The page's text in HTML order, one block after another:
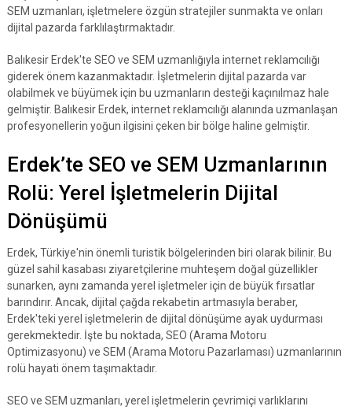
SEM uzmanları, işletmelere özgün stratejiler sunmakta ve onları
dijital pazarda farklılaştırmaktadır.
Balıkesir Erdek'te SEO ve SEM uzmanlığıyla internet reklamcılığı
giderek önem kazanmaktadır. İşletmelerin dijital pazarda var
olabilmek ve büyümek için bu uzmanların desteği kaçınılmaz hale
gelmiştir. Balıkesir Erdek, internet reklamcılığı alanında uzmanlaşan
profesyonellerin yoğun ilgisini çeken bir bölge haline gelmiştir.
Erdek’te SEO ve SEM Uzmanlarının
Rolü: Yerel İşletmelerin Dijital
Dönüşümü
Erdek, Türkiye'nin önemli turistik bölgelerinden biri olarak bilinir. Bu
güzel sahil kasabası ziyaretçilerine muhteşem doğal güzellikler
sunarken, aynı zamanda yerel işletmeler için de büyük fırsatlar
barındırır. Ancak, dijital çağda rekabetin artmasıyla beraber,
Erdek'teki yerel işletmelerin de dijital dönüşüme ayak uydurması
gerekmektedir. İşte bu noktada, SEO (Arama Motoru
Optimizasyonu) ve SEM (Arama Motoru Pazarlaması) uzmanlarının
rolü hayati önem taşımaktadır.
SEO ve SEM uzmanları, yerel işletmelerin çevrimiçi varlıklarını